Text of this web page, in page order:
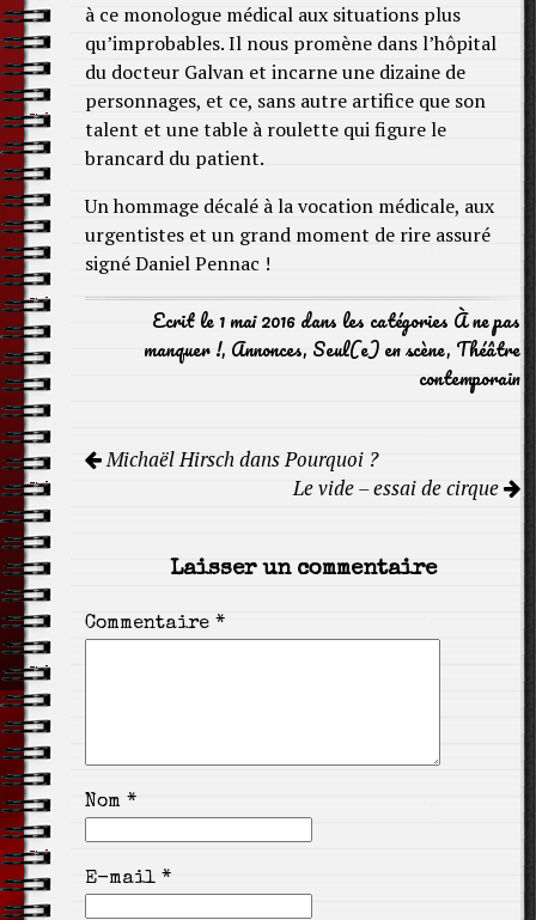
à ce monologue médical aux situations plus
qu’improbables. Il nous promène dans l’hôpital
du docteur Galvan et incarne une dizaine de
personnages, et ce, sans autre artifice que son
talent et une table à roulette qui figure le
brancard du patient.
Un hommage décalé à la vocation médicale, aux
urgentistes et un grand moment de rire assuré
signé Daniel Pennac !
Ecrit le 1 mai 2016 dans les catégories À ne pas
manquer !, Annonces, Seul(e) en scène, Théâtre
contemporain
deMichaël Hirsch dans Pourquoi ?
Le vide – essai de cirque
Laisser un commentaire
Commentaire *
Nom *
E-mail *